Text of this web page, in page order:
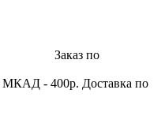
Заказ по
МКАД - 400р. Доставка по